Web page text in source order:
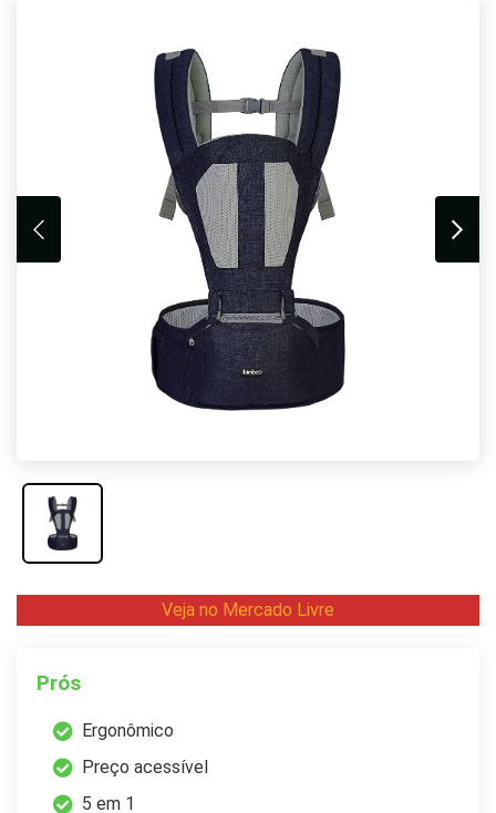
Veja no Mercado Livre
Prós
Ergonômico
Preço acessível
5 em 1